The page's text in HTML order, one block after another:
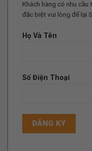
Khách hàng có nhu
đặc biệt vui lòng để lại
Họ Và Tên
Số Điện Thoại